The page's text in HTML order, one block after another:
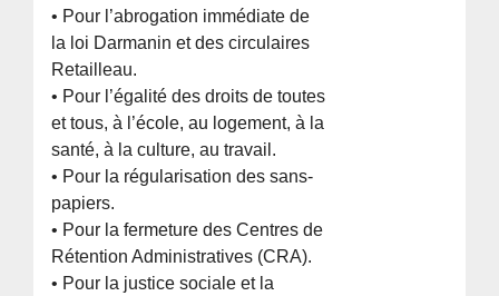
• Pour l’abrogation immédiate de
la loi Darmanin et des circulaires
Retailleau.
• Pour l’égalité des droits de toutes
et tous, à l’école, au logement, à la
santé, à la culture, au travail.
• Pour la régularisation des sans-
papiers.
• Pour la fermeture des Centres de
Rétention Administratives (CRA).
• Pour la justice sociale et la